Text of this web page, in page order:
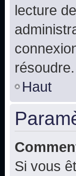
lecture
résoudre.
Haut
Si vous